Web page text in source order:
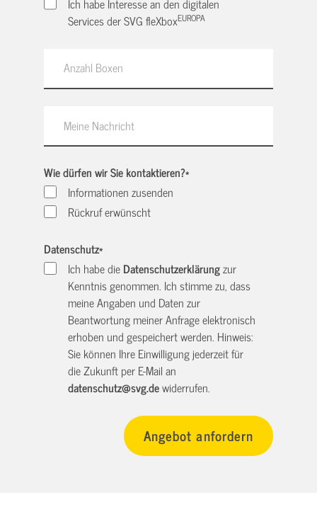
Services der SVG fleXboxEUROPA
Wie dürfen wir Sie kontaktieren?*
Informationen zusenden
Rückruf erwünscht
Datenschutz*
Ich habe dieDatenschutzerklärungzur
Kenntnis genommen. Ich stimme zu, dass
meine Angaben und Daten zur
Beantwortung meiner Anfrage elektronisch
erhoben und gespeichert werden. Hinweis:
Sie können Ihre Einwilligung jederzeit für
die Zukunft per E-Mail an
datenschutz@svg.dewiderrufen.